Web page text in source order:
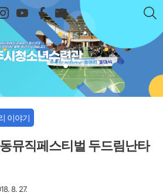
시청소년수련관
이야기
뮤직페스티벌 두드림난타
8. 27.